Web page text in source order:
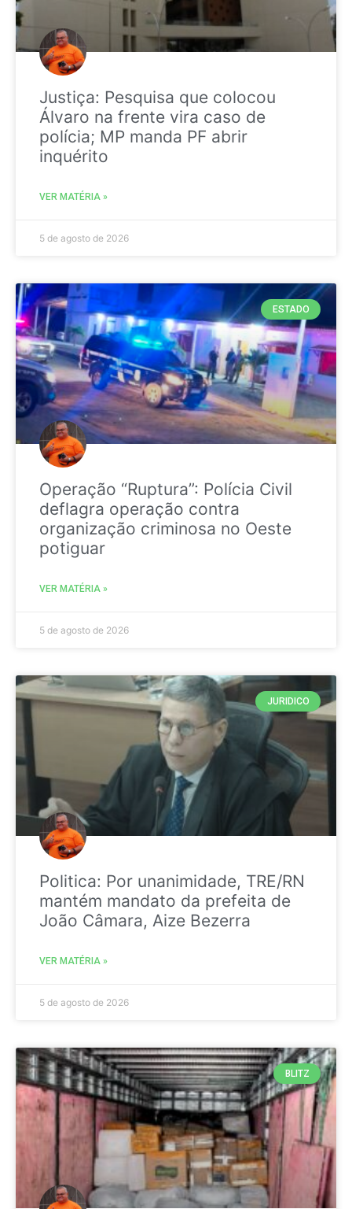
Justiça: Pesquisa que colocou
Álvaro na frente vira caso de
polícia; MP manda PF abrir
inquérito
VER MATÉRIA »
5 de agosto de 2026
ESTADO
Operação “Ruptura”: Polícia Civil
deflagra operação contra
organização criminosa no Oeste
potiguar
VER MATÉRIA »
5 de agosto de 2026
JURIDICO
Politica: Por unanimidade, TRE/RN
mantém mandato da prefeita de
João Câmara, Aize Bezerra
VER MATÉRIA »
5 de agosto de 2026
BLITZ